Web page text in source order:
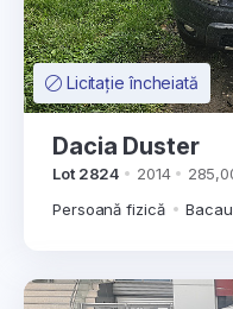
Licitație încheiată
Dacia Duster
Lot 2824 2014
Persoană fizică